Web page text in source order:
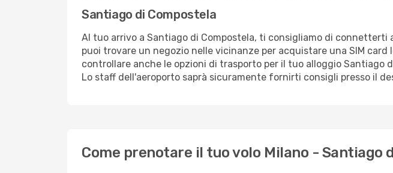
Santiago di Compostela
Al tuo arrivo a Santiago di Compostela, ti consigliamo di
puoi trovare un negozio nelle vicinanze per acquistare una SIM
controllare anche le opzioni di trasporto per il tuo alloggio
Lo staff dell'aeroporto saprà sicuramente fornirti consigli presso il
Come prenotare il tuo volo Milano - Santiago